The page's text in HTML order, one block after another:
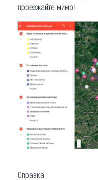
проезжайте мимо!
Справка